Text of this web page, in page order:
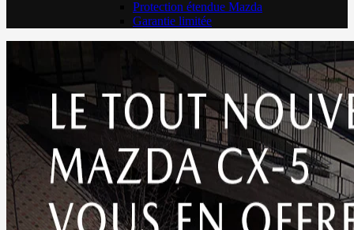
Protection étendue Mazda
Garantie limitée